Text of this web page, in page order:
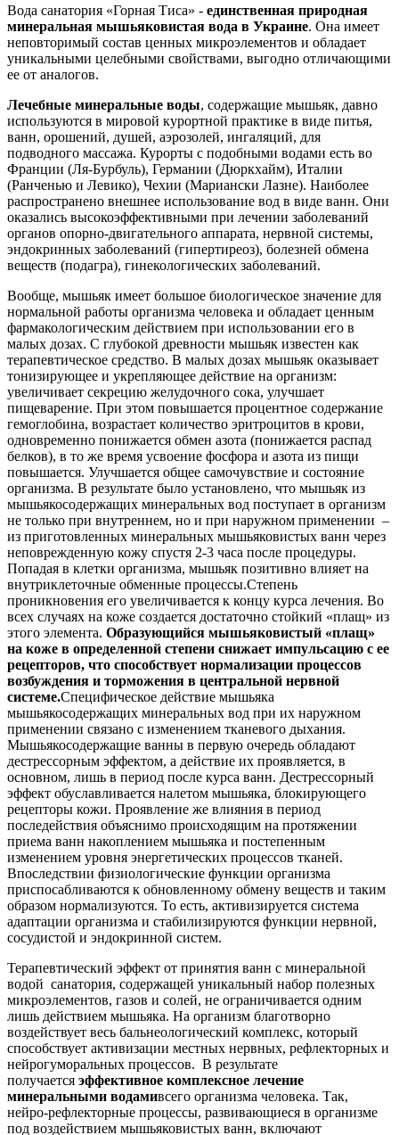
Вода санатория «Горная Тиса» - единственная природная
минеральная мышьяковистая вода в Украине. Она имеет
неповторимый состав ценных микроэлементов и обладает
уникальными целебными свойствами, выгодно отличающими
ее от аналогов.
Лечебные минеральные воды, содержащие мышьяк, давно
используются в мировой курортной практике в виде питья,
ванн, орошений, душей, аэрозолей, ингаляций, для
подводного массажа. Курорты с подобными водами есть во
Франции (Ля-Бурбуль), Германии (Дюркхайм), Италии
(Ранченью и Левико), Чехии (Мариански Лазне). Наиболее
распространено внешнее использование вод в виде ванн. Они
оказались высокоэффективными при лечении заболеваний
органов опорно-двигательного аппарата, нервной системы,
эндокринных заболеваний (гипертиреоз), болезней обмена
веществ (подагра), гинекологических заболеваний.
Вообще, мышьяк имеет большое биологическое значение для
нормальной работы организма человека и обладает ценным
фармакологическим действием при использовании его в
малых дозах. С глубокой древности мышьяк известен как
терапевтическое средство. В малых дозах мышьяк оказывает
тонизирующее и укрепляющее действие на организм:
увеличивает секрецию желудочного сока, улучшает
пищеварение. При этом повышается процентное содержание
гемоглобина, возрастает количество эритроцитов в крови,
одновременно понижается обмен азота (понижается распад
белков), в то же время усвоение фосфора и азота из пищи
повышается. Улучшается общее самочувствие и состояние
организма. В результате было установлено, что мышьяк из
мышьякосодержащих минеральных вод поступает в организм
не только при внутреннем, но и при наружном применении –
из приготовленных минеральных мышьяковистых ванн через
неповрежденную кожу спустя 2-3 часа после процедуры.
Попадая в клетки организма, мышьяк позитивно влияет на
внутриклеточные обменные процессы.Степень
проникновения его увеличивается к концу курса лечения. Во
всех случаях на коже создается достаточно стойкий «плащ» из
этого элемента. Образующийся мышьяковистый «плащ»
на коже в определенной степени снижает импульсацию с ее
рецепторов, что способствует нормализации процессов
возбуждения и торможения в центральной нервной
системе.Специфическое действие мышьяка
мышьякосодержащих минеральных вод при их наружном
применении связано с изменением тканевого дыхания.
Мышьякосодержащие ванны в первую очередь обладают
дестрессорным эффектом, а действие их проявляется, в
основном, лишь в период после курса ванн. Дестрессорный
эффект обуславливается налетом мышьяка, блокирующего
рецепторы кожи. Проявление же влияния в период
последействия объяснимо происходящим на протяжении
приема ванн накоплением мышьяка и постепенным
изменением уровня энергетических процессов тканей.
Впоследствии физиологические функции организма
приспосабливаются к обновленному обмену веществ и таким
образом нормализуются. То есть, активизируется система
адаптации организма и стабилизируются функции нервной,
сосудистой и эндокринной систем.
Терапевтический эффект от принятия ванн с минеральной
водой санатория, содержащей уникальный набор полезных
микроэлементов, газов и солей, не ограничивается одним
лишь действием мышьяка. На организм благотворно
воздействует весь бальнеологический комплекс, который
способствует активизации местных нервных, рефлекторных и
нейрогуморальных процессов. В результате
получается эффективное комплексное лечение
минеральными водамивсего организма человека. Так,
нейро-рефлекторные процессы, развивающиеся в организме
под воздействием мышьяковистых ванн, включают